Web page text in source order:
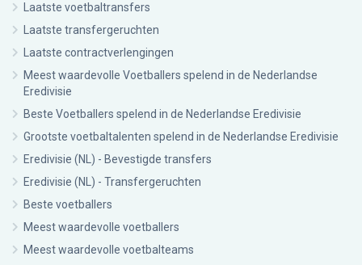
Laatste voetbaltransfers
Laatste transfergeruchten
Laatste contractverlengingen
Meest waardevolle Voetballers spelend in de Nederlandse
Eredivisie
Beste Voetballers spelend in de Nederlandse Eredivisie
Grootste voetbaltalenten spelend in de Nederlandse Eredivisie
Eredivisie (NL) - Bevestigde transfers
Eredivisie (NL) - Transfergeruchten
Beste voetballers
Meest waardevolle voetballers
Meest waardevolle voetbalteams